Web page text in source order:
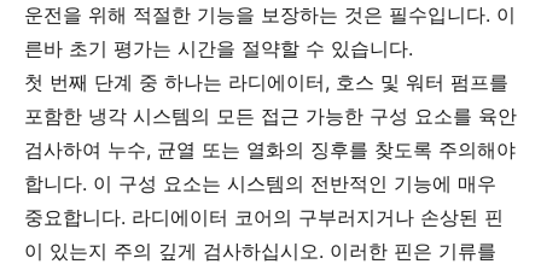
운전을 위해 적절한 기능을 보장하는 것은 필수입니다. 이
른바 초기 평가는 시간을 절약할 수 있습니다.
첫 번째 단계 중 하나는 라디에이터, 호스 및 워터 펌프를
포함한 냉각 시스템의 모든 접근 가능한 구성 요소를 육안
검사하여 누수, 균열 또는 열화의 징후를 찾도록 주의해야
합니다. 이 구성 요소는 시스템의 전반적인 기능에 매우
중요합니다. 라디에이터 코어의 구부러지거나 손상된 핀
이 있는지 주의 깊게 검사하십시오. 이러한 핀은 기류를